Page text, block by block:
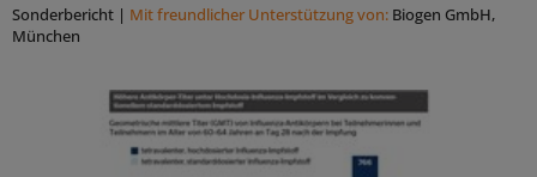
Sonderbericht | Mit freundlicher Unterstützung von: Biogen GmbH,
München